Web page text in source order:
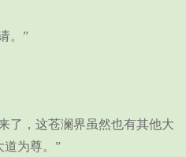
。”
了，这苍澜界虽然也有其他大
道为尊。”